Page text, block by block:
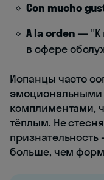
Con mucho
A la orden — "К
в сфере
Испанцы часто
комплиментами,
тёплым. Не
больше, чем